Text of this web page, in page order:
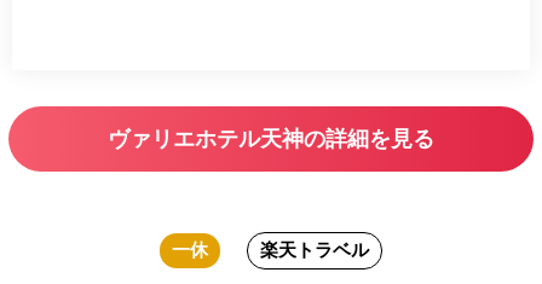
ヴァリエホテル天神の詳細を見る
一休 楽天トラベル